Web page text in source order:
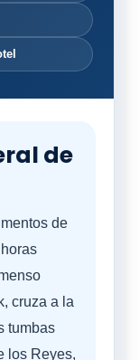
de
de
cruza a la
tumbas
los Reyes,